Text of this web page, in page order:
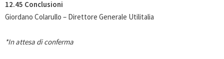
12.45 Conclusioni
Giordano Colarullo – Direttore Generale Utilitalia
*In attesa di conferma